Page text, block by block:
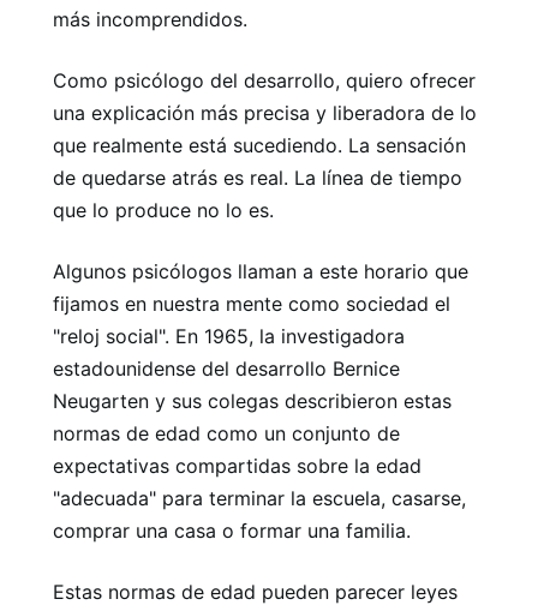
más incomprendidos.
Como psicólogo del desarrollo, quiero ofrecer
una explicación más precisa y liberadora de lo
que realmente está sucediendo. La sensación
de quedarse atrás es real. La línea de tiempo
que lo produce no lo es.
Algunos psicólogos llaman a este horario que
fijamos en nuestra mente como sociedad el
"reloj social". En 1965, la investigadora
estadounidense del desarrollo Bernice
Neugarten y sus colegas describieron estas
normas de edad como un conjunto de
expectativas compartidas sobre la edad
"adecuada" para terminar la escuela, casarse,
comprar una casa o formar una familia.
Estas normas de edad pueden parecer leyes